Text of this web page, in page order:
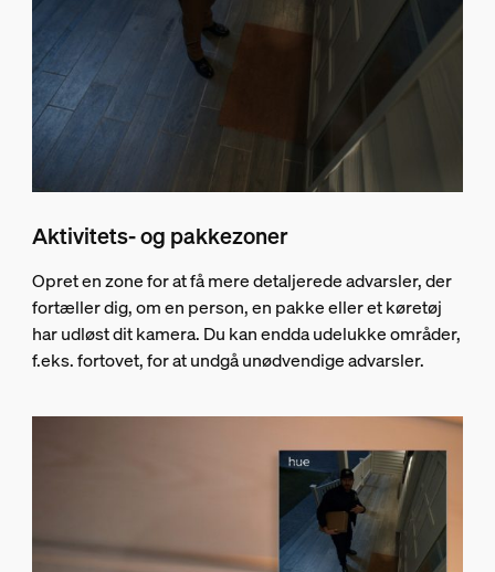
Aktivitets- og pakkezoner
Opret en zone for at få mere detaljerede advarsler, der
fortæller dig, om en person, en pakke eller et køretøj
har udløst dit kamera. Du kan endda udelukke områder,
f.eks. fortovet, for at undgå unødvendige advarsler.